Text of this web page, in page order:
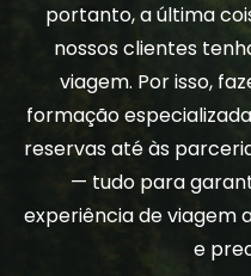
portanto, a última
nossos clientes
viagem. Por isso,
formação
reservas até às
— tudo para
experiência de viagem
e